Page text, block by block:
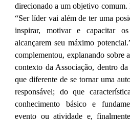
direcionado a um objetivo comum.
“Ser líder vai além de ter uma
inspirar, motivar e capacitar
alcançarem seu máximo
complementou, explanando sobre
contexto da Associação, dentro
que diferente de se tornar uma
responsável; do que
conhecimento básico e
evento ou atividade e,